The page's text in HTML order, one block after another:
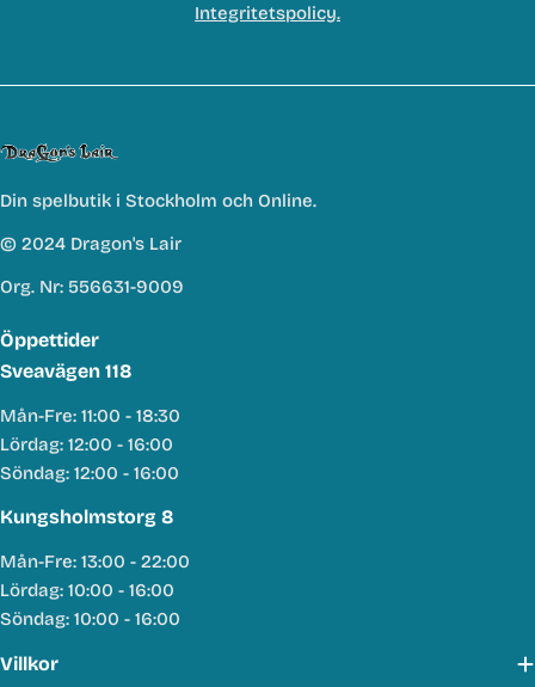
Integritetspolicy.
Din spelbutik i Stockholm och Online.
© 2024 Dragon's Lair
Org. Nr: 556631-9009
Öppettider
Sveavägen 118
Mån-Fre: 11:00 - 18:30
Lördag: 12:00 - 16:00
Söndag: 12:00 - 16:00
Kungsholmstorg 8
Mån-Fre: 13:00 - 22:00
Lördag: 10:00 - 16:00
Söndag: 10:00 - 16:00
Villkor